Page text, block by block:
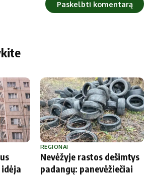
REGIONAI
Nevėžyje rastos dešimtys
padangų: panevėžiečiai